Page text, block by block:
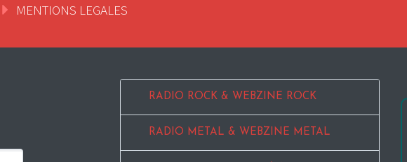
MENTIONS LEGALES
RADIO ROCK & WEBZINE ROCK
RADIO METAL & WEBZINE METAL